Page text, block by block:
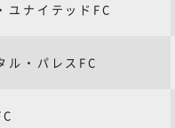
ユナイテッドFC
ル・パレスFC